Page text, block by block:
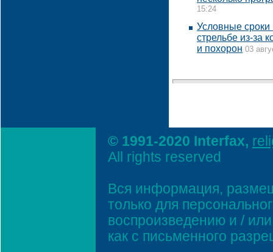
15:24
Условные
стрельбе из-за
и похорон 03
© 1991-2020 Interfax,
All rights reserved
Вся информация,
только для
воспроизведению и /
как с письменного